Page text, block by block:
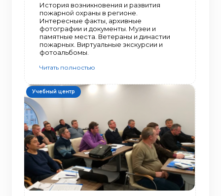
История возникновения и развития
пожарной охраны в регионе.
Интересные факты, архивные
фотографии и документы. Музеи и
памятные места. Ветераны и династии
пожарных. Виртуальные экскурсии и
фотоальбомы.
Читать полностью
Учебный центр